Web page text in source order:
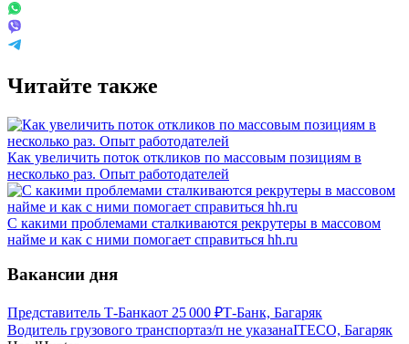
Читайте также
Как увеличить поток откликов по массовым позициям в
несколько раз. Опыт работодателей
С какими проблемами сталкиваются рекрутеры в массовом
найме и как с ними помогает справиться hh.ru
Вакансии дня
Представитель Т-Банкаот 25 000 ₽Т-Банк, Багаряк
Водитель грузового транспортаз/п не указанаITECO, Багаряк